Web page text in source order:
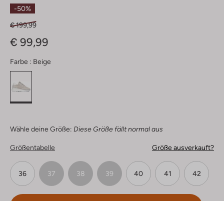
-50%
€ 199,99
€ 99,99
Farbe : Beige
Wähle deine Größe: Diese Größe fällt normal aus
Größentabelle Größe ausverkauft?
36 37 38 39 40 41 42